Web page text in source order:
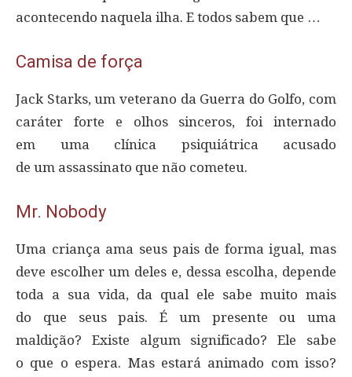
acontecendo naquela ilha. E todos sabem que …
Camisa de força
Jack Starks, um veterano da Guerra do Golfo, com
caráter forte e olhos sinceros, foi internado
em uma clínica psiquiátrica acusado
de um assassinato que não cometeu.
Mr. Nobody
Uma criança ama seus pais de forma igual, mas
deve escolher um deles e, dessa escolha, depende
toda a sua vida, da qual ele sabe muito mais
do que seus pais. É um presente ou uma
maldição? Existe algum significado? Ele sabe
o que o espera. Mas estará animado com isso?